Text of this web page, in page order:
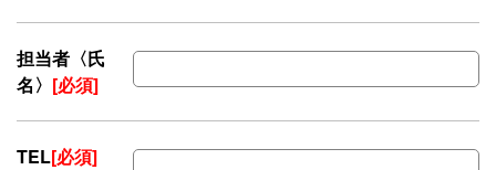
担当者〈氏
名〉 [必須]
TEL[必須]